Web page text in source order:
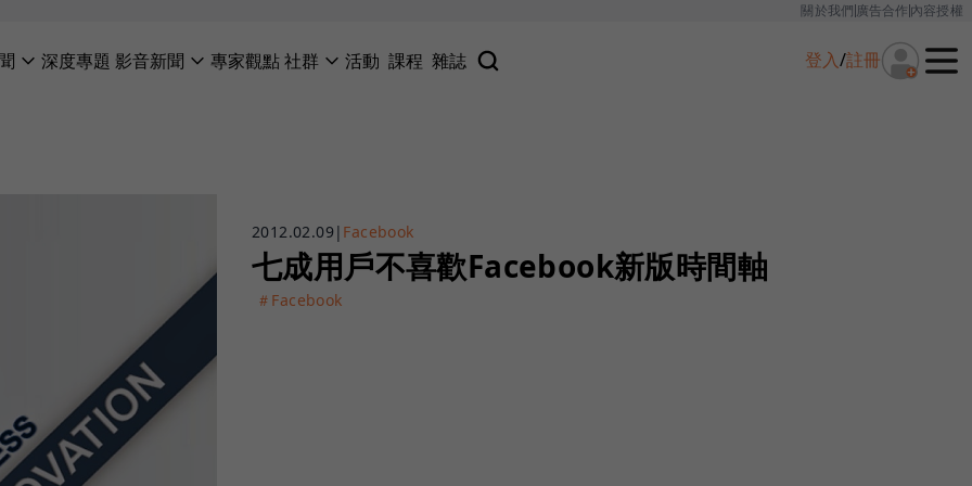
關於我們廣告合作內容授權
深度專題 影音新聞 專家觀點社群 活動 課程 雜誌 登入/註冊
2012.02.09 | Facebook
七成用戶不喜歡Facebook新版時間軸
＃Facebook